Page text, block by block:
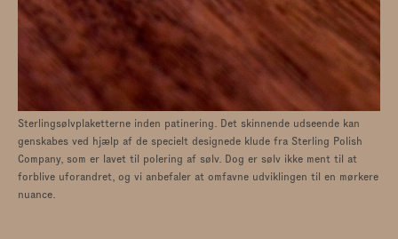
Sterlingsølvplaketterne inden patinering. Det skinnende udseende kan
genskabes ved hjælp af de specielt designede klude fra Sterling Polish
Company, som er lavet til polering af sølv. Dog er sølv ikke ment til at
forblive uforandret, og vi anbefaler at omfavne udviklingen til en mørkere
nuance.